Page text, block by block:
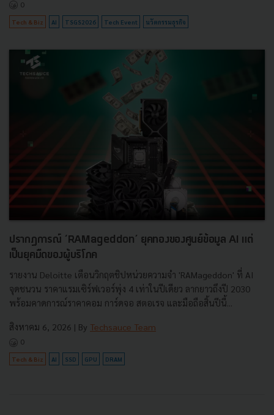
0
Tech & Biz AI TSGS2026 Tech Event นวัตกรรมธุรกิจ
ปรากฏการณ์ ‘RAMageddon’ ยุคทองของศูนย์ข้อมูล AI แต่
เป็นยุคมืดของผู้บริโภค
รายงาน Deloitte เตือนวิกฤตชิปหน่วยความจำ 'RAMageddon' ที่ AI
จุดชนวน ราคาแรมเซิร์ฟเวอร์พุ่ง 4 เท่าในปีเดียว ลากยาวถึงปี 2030
พร้อมคาดการณ์ราคาคอม การ์ดจอ สตอเรจ และมือถือสิ้นปีนี้...
สิงหาคม 6, 2026 | By Techsauce Team
0
Tech & Biz AI SSD GPU DRAM